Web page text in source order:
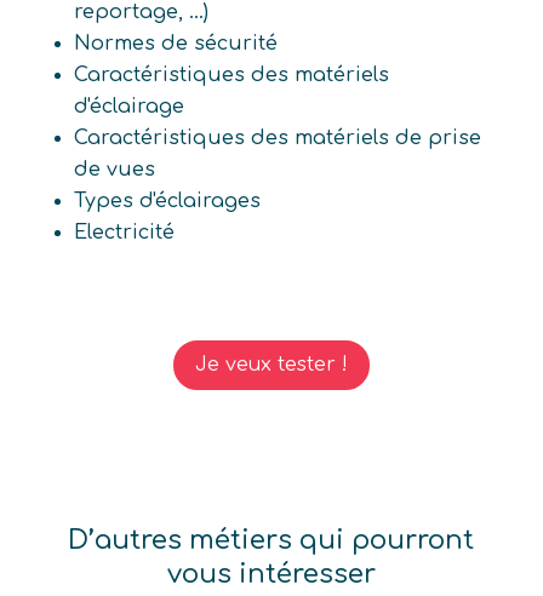
reportage, ...)
Normes de sécurité
Caractéristiques des matériels
d'éclairage
Caractéristiques des matériels de prise
de vues
Types d'éclairages
Electricité
Je veux tester !
D’autres métiers qui pourront
vous intéresser